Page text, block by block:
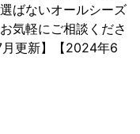
ばないオールシーズ
気軽にご相談くださ
更新】【2024年6